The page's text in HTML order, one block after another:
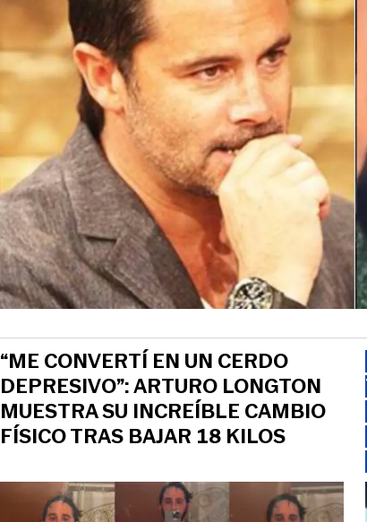
“ME CONVERTÍ EN UN CERDO
DEPRESIVO”: ARTURO LONGTON
MUESTRA SU INCREÍBLE CAMBIO
FÍSICO TRAS BAJAR 18 KILOS